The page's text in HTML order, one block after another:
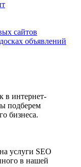
сайтов
объявлений
в интернет-
подберем
бизнеса.
услуги SEO
в нашей